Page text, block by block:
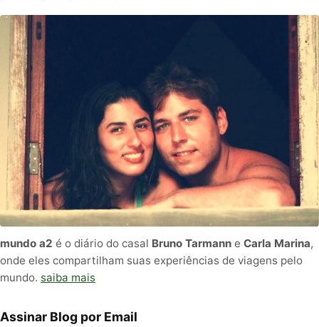
mundo a2 é o diário do casal Bruno Tarmann e Carla Marina,
onde eles compartilham suas experiências de viagens pelo
mundo. saiba mais
Assinar Blog por Email